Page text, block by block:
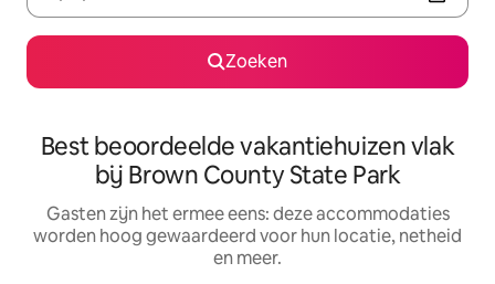
Zoeken
Best beoordeelde vakantiehuizen vlak
bij Brown County State Park
Gasten zijn het ermee eens: deze accommodaties
worden hoog gewaardeerd voor hun locatie, netheid
en meer.